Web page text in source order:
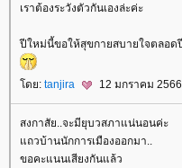
เราต้องระวังตัวกันเองล่ะค่ะ
ปีใหม่นี้ขอให้สุขกายสบายใจตลอด
ดย: tanjira 12 มกราคม
สงกาสัย..จะมียุบวสภาแน่นอนค่ะ
ถวบ้านนักการเมืองออกมา..
ขอคะแนนเสียงกันแล้ว